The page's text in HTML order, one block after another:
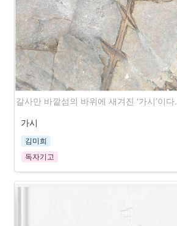
갈사만 바깥섬의 바위에 새겨진 ‘가시’이다.
가시
김미희
독자기고